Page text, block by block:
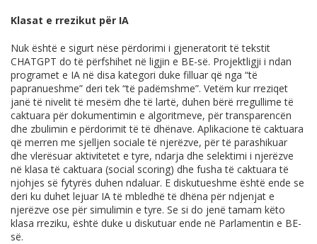
Klasat e rrezikut për IA
Nuk është e sigurt nëse përdorimi i gjeneratorit të tekstit
CHATGPT do të përfshihet në ligjin e BE-së. Projektligji i ndan
programet e IA në disa kategori duke filluar që nga “të
papranueshme” deri tek “të padëmshme”. Vetëm kur rreziqet
janë të nivelit të mesëm dhe të lartë, duhen bërë rregullime të
caktuara për dokumentimin e algoritmeve, për transparencën
dhe zbulimin e përdorimit të të dhënave. Aplikacione të caktuara
që merren me sjelljen sociale të njerëzve, për të parashikuar
dhe vlerësuar aktivitetet e tyre, ndarja dhe selektimi i njerëzve
në klasa të caktuara (social scoring) dhe fusha të caktuara të
njohjes së fytyrës duhen ndaluar. E diskutueshme është ende se
deri ku duhet lejuar IA të mbledhë të dhëna për ndjenjat e
njerëzve ose për simulimin e tyre. Se si do jenë tamam këto
klasa rreziku, është duke u diskutuar ende në Parlamentin e BE-
së.